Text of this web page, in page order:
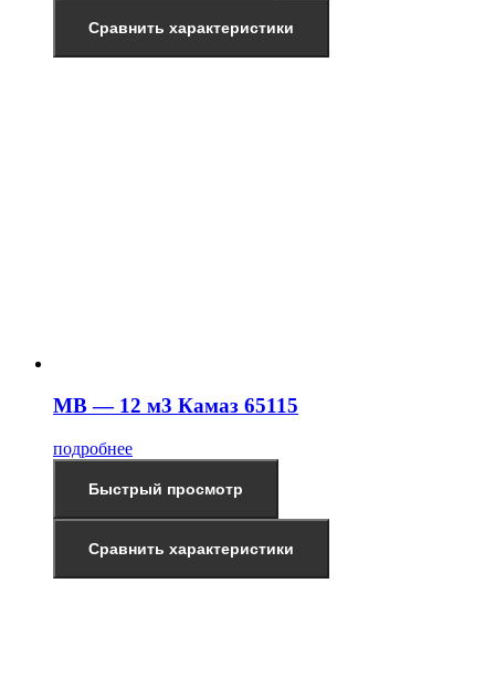
Сравнить характеристики
МВ — 12 м3 Камаз 65115
подробнее
Быстрый просмотр
Сравнить характеристики